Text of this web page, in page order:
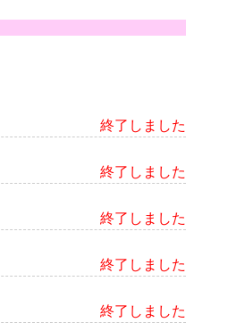
終了しました
終了しました
終了しました
終了しました
終了しました